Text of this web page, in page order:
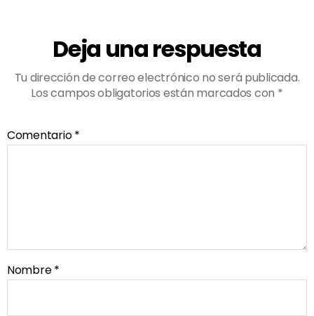
Deja una respuesta
Tu dirección de correo electrónico no será publicada.
Los campos obligatorios están marcados con *
Comentario*
Nombre*